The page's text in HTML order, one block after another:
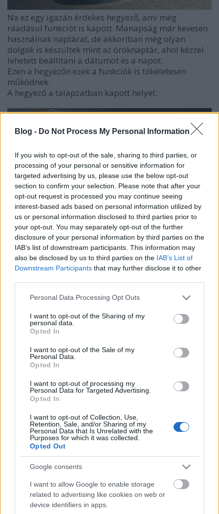
Blog - Do Not Process My Personal Information
If you wish to opt-out of the sale, sharing to third parties, or
processing of your personal or sensitive information for
targeted advertising by us, please use the below opt-out
section to confirm your selection. Please note that after your
opt-out request is processed you may continue seeing
interest-based ads based on personal information utilized by
us or personal information disclosed to third parties prior to
your opt-out. You may separately opt-out of the further
disclosure of your personal information by third parties on the
IAB’s list of downstream participants. This information may
also be disclosed by us to third parties on the IAB’s List of
Downstream Participants that may further disclose it to other
Please note that this website/app uses one or more Google
not limited to your visit or usage behaviour. You may click to
grant or deny consent to Google and its third-party tags to
use your data for below specified purposes in below Google
consent section.
Personal Data Processing Opt Outs
I want to opt-out of the Sharing of my
personal data.
Opted In
I want to opt-out of the Sale of my
Personal Data.
Opted In
I want to opt-out of processing my
Personal Data for Targeted Advertising.
Opted In
I want to opt-out of Collection, Use,
Retention, Sale, and/or Sharing of my
Personal Data that Is Unrelated with the
Purposes for which it was collected.
Opted Out
Google consents
I want to allow Google to enable storage
related to advertising like cookies on web or
device identifiers in apps.
Na ez egy igazán érdekes hegyező, ami még
ráadásul funkciót is kapott. Manapság már kevesen
használnak naptárat, de akkoriban még olyan
dolgok is készültek mint az öröknaptár, ahol kézzel
lehetett beállítani a dátumot és a napot.
Ezen a hegyezőn ezek a funkciók is tökéletesen
működnek.
A hegyező a talapzatban kapott helyet.
Manapság már a turmixgép sem így néz ki, de
akkoriban bizony ekkora eszközök kellettek egy
Persze ezt is megmintázták hegyező formájában,
méghozzá nagyon igényesen. Láthatjátok a képen is,
hogy nem féltek használni a színeket és itt a piros és
fehér mellett a turmixpohár valóban átlátszó